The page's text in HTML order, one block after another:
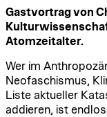
Gastvortrag von
Atomzeitalter.
Wer im
Neofaschismus,
Liste aktueller
addieren, ist